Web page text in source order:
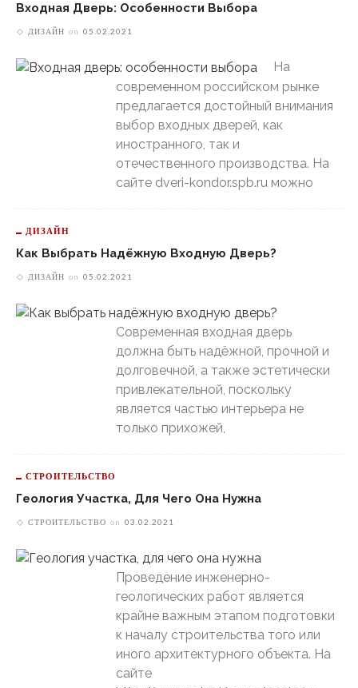
Входная Дверь: Особенности Выбора
ДИЗАЙН on 05.02.2021
На
современном российском рынке
предлагается достойный внимания
выбор входных дверей, как
иностранного, так и
отечественного производства. На
сайте dveri-kondor.spb.ru можно
ДИЗАЙН
Как Выбрать Надёжную Входную Дверь?
ДИЗАЙН on 05.02.2021
Современная входная дверь
должна быть надёжной, прочной и
долговечной, а также эстетически
привлекательной, поскольку
является частью интерьера не
только прихожей,
СТРОИТЕЛЬСТВО
Геология Участка, Для Чего Она Нужна
СТРОИТЕЛЬСТВО on 03.02.2021
Проведение инженерно-
геологических работ является
крайне важным этапом подготовки
к началу строительства того или
иного архитектурного объекта. На
сайте